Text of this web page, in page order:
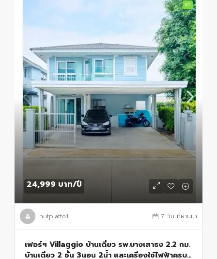
เช่า
24,999 บาท/ปี
nutplatfo1 7 วัน ที่ผ่านมา
เฟอร์ฯ Villaggio บ้านเดี่ยว รพ.บางเสาธง 2.2 กม.
บ้านเดี่ยว 2 ชั้น 3นอน 2น้ำ และเครื่องใช้ไฟฟ้าครบ